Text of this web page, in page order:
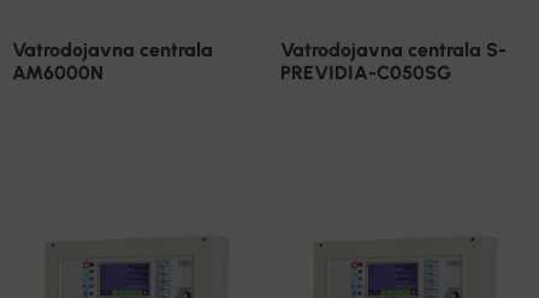
Vatrodojavna centrala
AM6000N
Vatrodojavna centrala S-
PREVIDIA-C050SG